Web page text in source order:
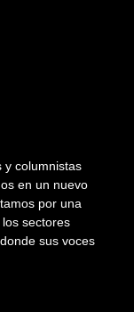
y columnistas
en un nuevo
por una
sectores
sus voces